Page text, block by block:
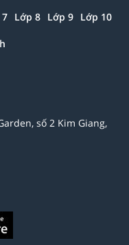
Lớp 8 Lớp 9 Lớp 10
số 2 Kim Giang,